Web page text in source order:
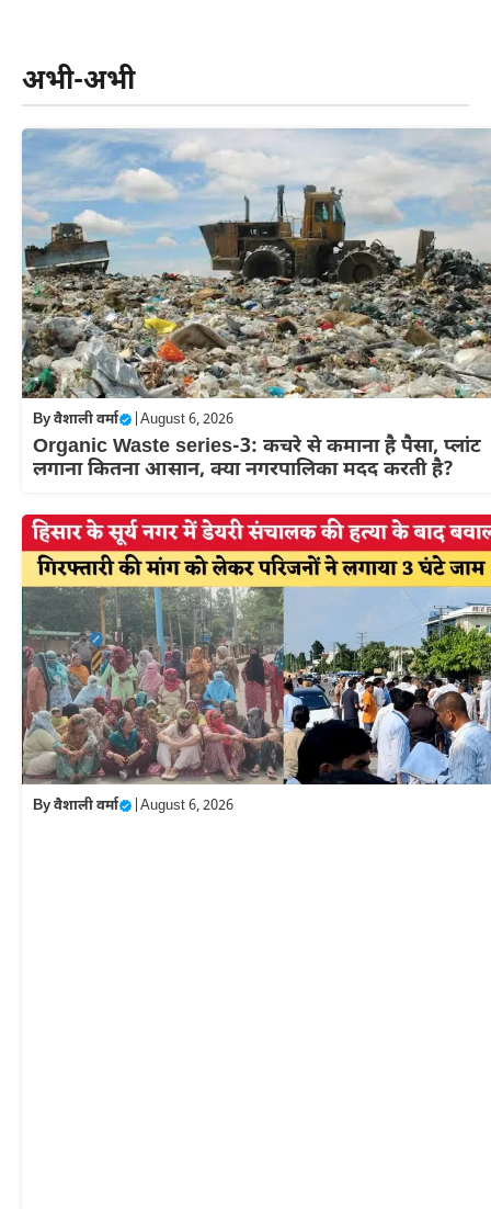
content
अभी-अभी
Byवैशाली वर्मा August 6, 2026
Organic Waste series-3: कचरे से कमाना है पैसा, प्लांट
लगाना कितना आसान, क्या नगरपालिका मदद करती है?
Byवैशाली वर्मा August 6, 2026